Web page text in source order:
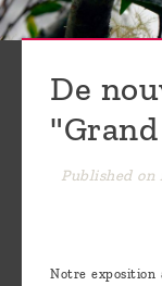
Ciel
producers,
De
Published on
Notre exposition